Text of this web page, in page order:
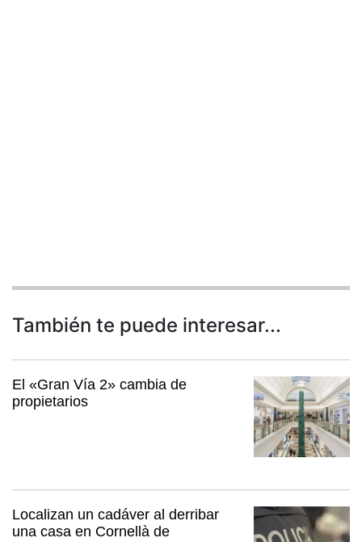
También te puede interesar...
El «Gran Vía 2» cambia de
propietarios
Localizan un cadáver al derribar
una casa en Cornellà de